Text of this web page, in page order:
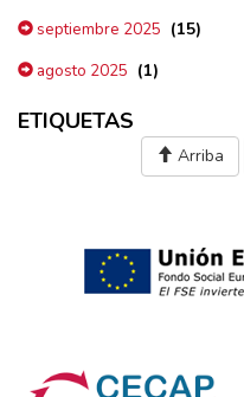
septiembre 2025 (15)
agosto 2025 (1)
ETIQUETAS
Arriba